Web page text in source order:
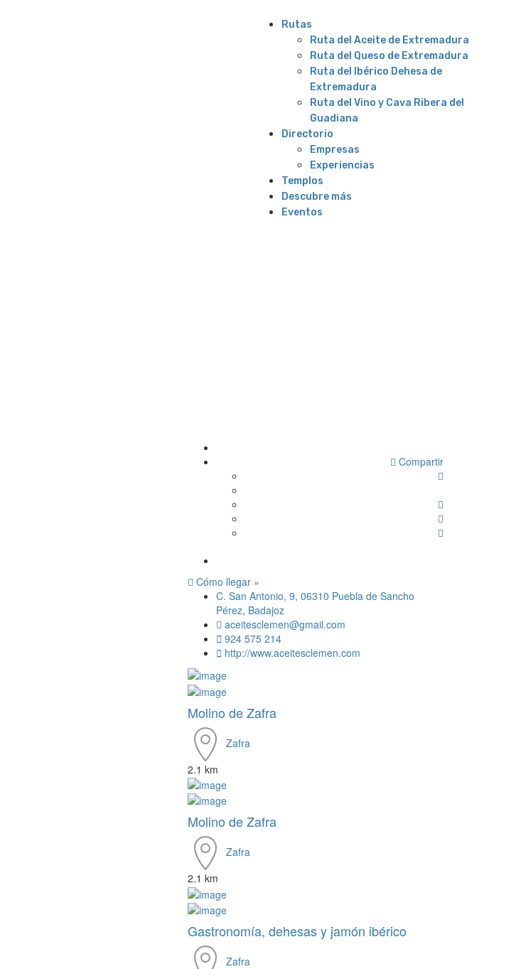
Rutas
Ruta del Aceite de Extremadura
Ruta del Queso de Extremadura
Ruta del Ibérico Dehesa de
Extremadura
Ruta del Vino y Cava Ribera del
Guadiana
Directorio
Empresas
Experiencias
Templos
Descubre más
Eventos
Compartir
Cómo llegar »
C. San Antonio, 9, 06310 Puebla de Sancho
Pérez, Badajoz
aceitesclemen@gmail.com
924 575 214
http://www.aceitesclemen.com
Molino de Zafra
Zafra
2.1 km
Molino de Zafra
Zafra
2.1 km
Gastronomía, dehesas y jamón ibérico
Zafra